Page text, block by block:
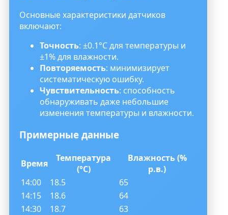
Основные характеристики датчиков
включают:
Точность: ±0.1°C для температуры и
±1% для влажности.
Повторяемость: минимизирует
систематическую ошибку.
Чувствительность: способность
обнаруживать даже небольшие
изменения температуры и влажности.
Примерные данные
Время
Температура
(°C)
Влажность (%
р.в.)
14:00
18.5
65
14:15
18.6
64
14:30
18.7
63